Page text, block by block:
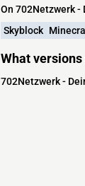
On 702Netzwerk
Skyblock
What
702Netzwerk -